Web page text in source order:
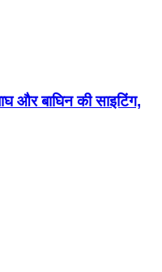
और बाघिन की साइटिंग,